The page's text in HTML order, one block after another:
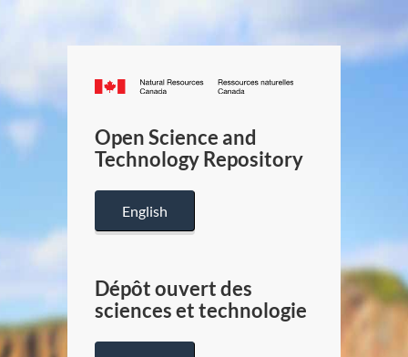
Canada.ca
/
Canada
Open Science and
Technology Repository
English
Dépôt ouvert des
sciences et technologie